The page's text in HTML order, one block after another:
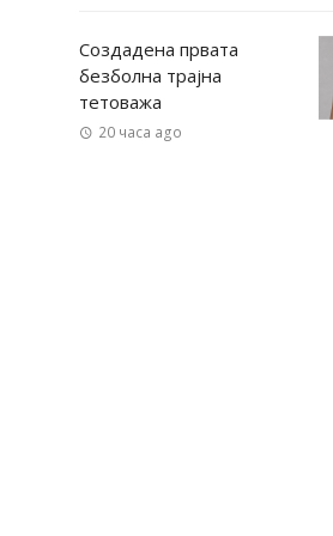
Создадена првата
безболна трајна
тетоважа
20 часа ago